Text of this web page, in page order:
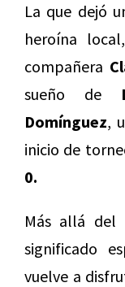
La que dejó
heroína local,
compañera
sueño de
Domínguez,
inicio de
0.
Más allá del
significado
vuelve a